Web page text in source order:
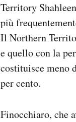
Territory
più
Il Northern
e quello con la
costituisce meno
per cento.
Finocchiaro, che